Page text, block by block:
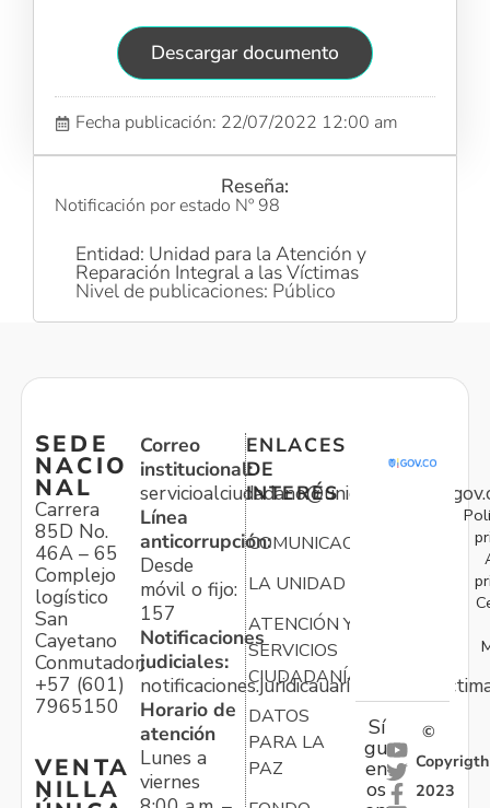
Descargar documento
Fecha publicación: 22/07/2022 12:00 am
Reseña:
Notificación por estado Nº 98
Entidad: Unidad para la Atención y
Reparación Integral a las Víctimas
Nivel de publicaciones: Público
SEDE
NACIO
NAL
Carrera
85D No.
46A – 65
Complejo
logístico
San
Cayetano
Conmutador:
+57 (601)
7965150
VENTA
NILLA
Correo
institucional:
Línea
anticorrupción:
Desde
móvil o fijo:
157
Notificaciones
judiciales:
Horario de
atención
Lunes a
viernes
ENLACES
DE
INTERÉS
COMUNICACIONES
LA UNIDAD
ATENCIÓN Y
SERVICIOS
CIUDADANÍA
DATOS
PARA LA
PAZ
Sí
gu
en
os
©
Copyrigth
2023